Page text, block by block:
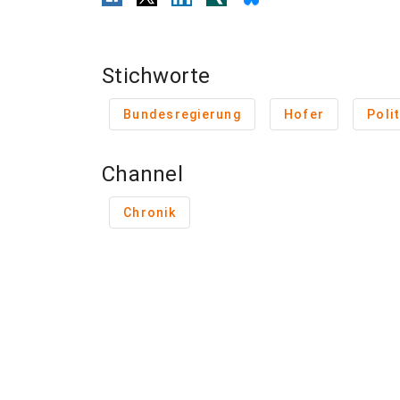
Stichworte
Bundesregierung Hofer
Channel
Chronik